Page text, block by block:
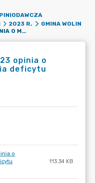
2023 R.
GMINA WOLIN
UCHWAŁA NR K.50.132.1.2023 OPINIA O MOŻLIWOŚCI SFINANSOWANIA DEFICYTU BUDŻETOWEGO
opinia o
deficytu
o
113.34 KB